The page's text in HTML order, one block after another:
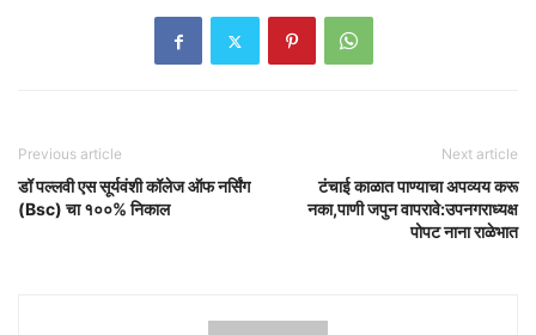
Previous article
डॉ पल्लवी एस सूर्यवंशी कॉलेज ऑफ नर्सिंग
(Bsc) चा १००% निकाल
Next article
टंचाई काळात पाण्याचा अपव्यय करू
नका,पाणी जपुन वापरावे:उपनगराध्यक्ष
पोपट नाना राळेभात